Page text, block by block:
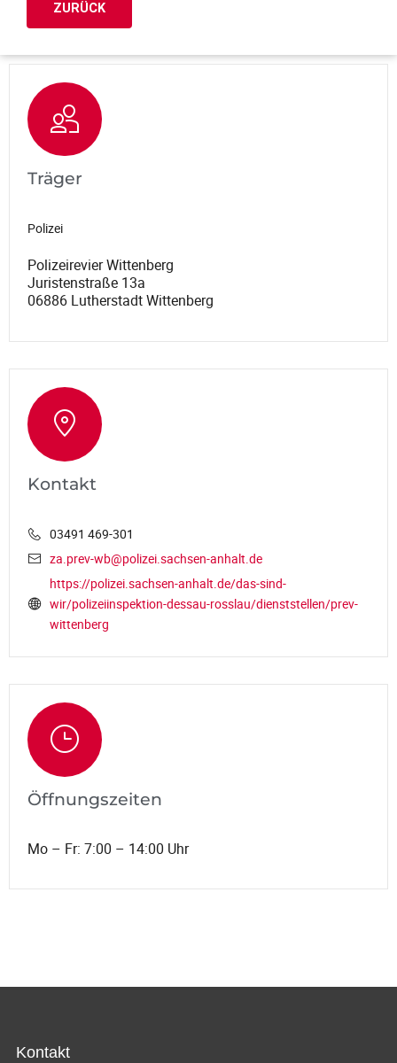
ZURÜCK
Träger
Polizei
Polizeirevier Wittenberg
Juristenstraße 13a
06886 Lutherstadt Wittenberg
Kontakt
03491 469-301
za.prev-wb@polizei.sachsen-anhalt.de
https://polizei.sachsen-anhalt.de/das-sind-
wir/polizeiinspektion-dessau-rosslau/dienststellen/prev-
wittenberg
Öffnungszeiten
Mo – Fr: 7:00 – 14:00 Uhr
Kontakt